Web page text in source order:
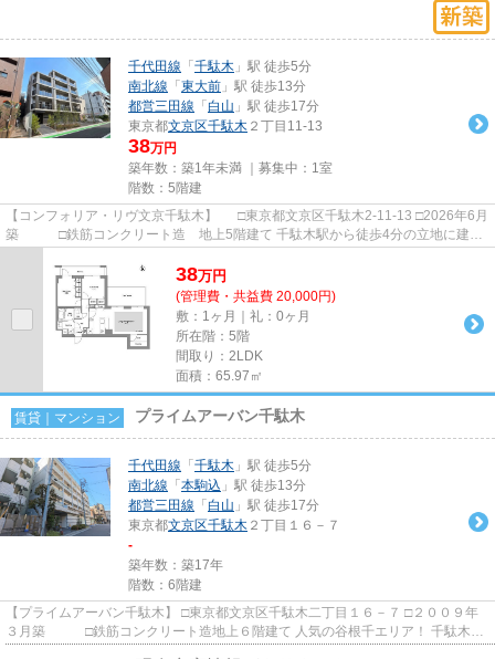
千代田線 「 千駄木 」駅 徒歩5分
南北線 「 東大前 」駅 徒歩13分
都営三田線 「 白山 」駅 徒歩17分
東京都文京区千駄木 ２丁目11-13
38万円
築年数：築1年未満 ｜募集中： 1室
階数：5階建
【コンフォリア・リヴ文京千駄木】 □東京都文京区千駄木2-11-13 □2026年6月
築 □鉄筋コンクリート造 地上5階建て 千駄木駅から徒歩4分の立地に建つ
38万円
(管理費・共益費 20,000円)
敷：1ヶ月｜礼：0ヶ月
所在階：5階
間取り：2LDK
面積：65.97㎡
賃貸｜マンション プライムアーバン千駄木
千代田線 「 千駄木 」駅 徒歩5分
南北線 「 本駒込 」駅 徒歩13分
都営三田線 「 白山 」駅 徒歩17分
東京都文京区千駄木 ２丁目１６－７
-
築年数：築17年
階数：6階建
【プライムアーバン千駄木】 □東京都文京区千駄木二丁目１６－７ □２００９年
３月築 □鉄筋コンクリート造地上６階建て 人気の谷根千エリア！ 千駄木二